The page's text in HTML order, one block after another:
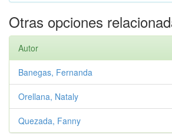
Otras opciones
Autor
Banegas, Fernanda
Orellana, Nataly
Quezada, Fanny